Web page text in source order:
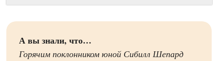
А вы знали, что…
Горячим поклонником юной Сибилл Шепард